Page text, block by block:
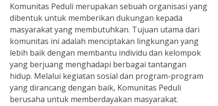
Komunitas Peduli merupakan sebuah organisasi yang
dibentuk untuk memberikan dukungan kepada
masyarakat yang membutuhkan. Tujuan utama dari
komunitas ini adalah menciptakan lingkungan yang
lebih baik dengan membantu individu dan kelompok
yang berjuang menghadapi berbagai tantangan
hidup. Melalui kegiatan sosial dan program-program
yang dirancang dengan baik, Komunitas Peduli
berusaha untuk memberdayakan masyarakat.